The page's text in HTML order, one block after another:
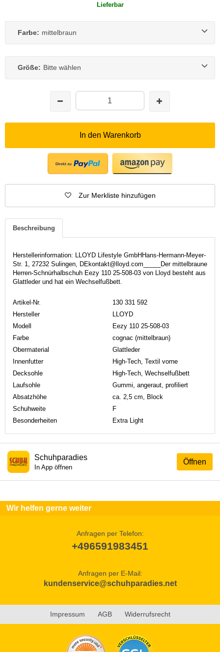
Lieferbar
Farbe: mittelbraun
Größe: Bitte wählen
In den Warenkorb
Zur Merkliste hinzufügen
Beschreibung
Herstellerinformation: LLOYD Lifestyle GmbHHans-Hermann-Meyer-
Str. 1, 27232 Sulingen, DEkontakt@lloyd.com_____Der mittelbraune
Herren-Schnürhalbschuh Eezy 110 25-508-03 von Lloyd besteht aus
Glattleder und hat ein Wechselfußbett.
Artikel-Nr.
130 331 592
Hersteller
LLOYD
Modell
Eezy 110 25-508-03
Farbe
cognac (mittelbraun)
Obermaterial
Glattleder
Innenfutter
High-Tech, Textil vorne
Decksohle
High-Tech, Wechselfußbett
Laufsohle
Gummi, angeraut, profiliert
Absatzhöhe
ca. 2,5 cm, Block
Schuhweite
F
Besonderheiten
Extra Light
Öffnen
Schuhparadies
In App öffnen
Wir helfen gerne weiter
Anfragen per Telefon:
+496591983451
Anfragen per E-Mail:
kundenservice@schuhparadies.net
Impressum AGB Widerrufsrecht